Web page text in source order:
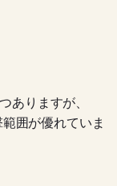
ありますが、
囲が優れていま